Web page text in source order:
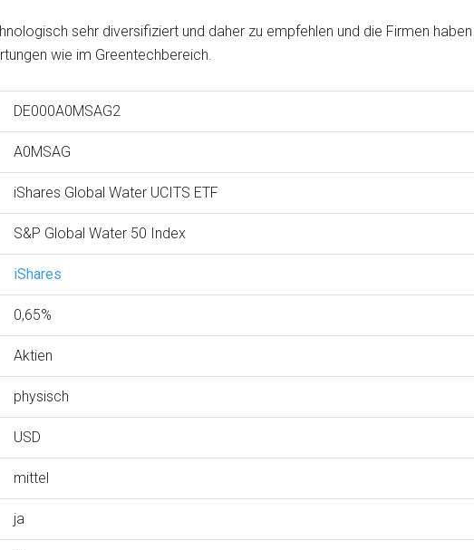
sehr diversifiziert und daher zu empfehlen und die Firmen haben
wie im Greentechbereich.
DE000A0MSAG2
A0MSAG
iShares Global Water UCITS ETF
S&P Global Water 50 Index
iShares
0,65%
Aktien
physisch
USD
mittel
ja